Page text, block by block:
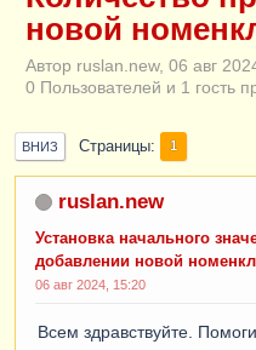
новой
Автор ruslan.new, 06 авг
0 Пользователей и 1 гость
ВНИЗ Страницы 1
ruslan.new
Установка начального
добавлении новой
06 авг 2024, 15:20
Всем здравствуйте.